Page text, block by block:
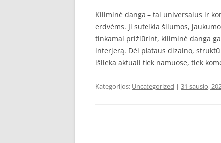
Kiliminė danga – tai universalus ir
erdvėms. Ji suteikia šilumos,
tinkamai prižiūrint, kiliminė danga
interjerą. Dėl plataus dizaino,
išlieka aktuali tiek namuose, tiek
Kategorijos: Uncategorized | 31 sausio,